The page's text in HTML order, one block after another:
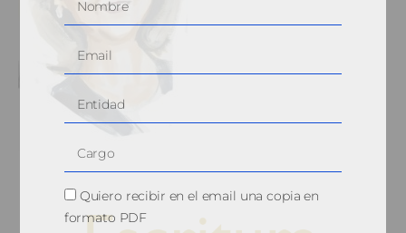
Quiero recibir en el email una copia en
formato PDF